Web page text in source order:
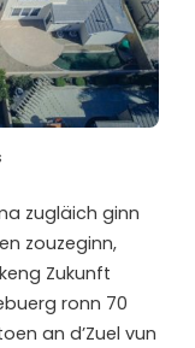
zugläich ginn
zouzeginn,
Zukunft
ronn 70
an d’Zuel vun